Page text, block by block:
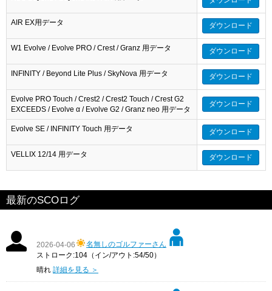
AIR EX用データ ダウンロード
W1 Evolve / Evolve PRO / Crest / Granz 用データ ダウンロード
INFINITY / Beyond Lite Plus / SkyNova 用データ ダウンロード
Evolve PRO Touch / Crest2 / Crest2 Touch / Crest G2
EXCEEDS / Evolve α / Evolve G2 / Granz neo 用データ
ダウンロード
Evolve SE / INFINITY Touch 用データ ダウンロード
VELLIX 12/14 用データ ダウンロード
最新のSCOログ
2026-04-06
名無しのゴルファーさん
ストローク:104（イン/アウト:54/50）
晴れ 詳細を見る ＞